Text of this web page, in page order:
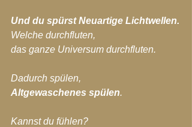
Und du spürst Neuartige Lichtwellen.
Welche durchfluten,
das ganze Universum durchfluten.
Dadurch spülen,
Altgewaschenes spülen.
Kannst du fühlen?